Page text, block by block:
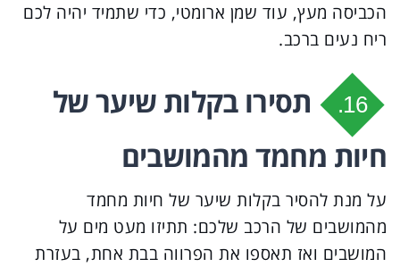
הכביסה מעץ, עוד שמן ארומטי, כדי שתמיד יהיה לכם
ריח נעים ברכב.
16.
תסירו בקלות שיער של
חיות מחמד מהמושבים
על מנת להסיר בקלות שיער של חיות מחמד
מהמושבים של הרכב שלכם: תתיזו מעט מים על
המושבים ואז תאספו את הפרווה בבת אחת, בעזרת